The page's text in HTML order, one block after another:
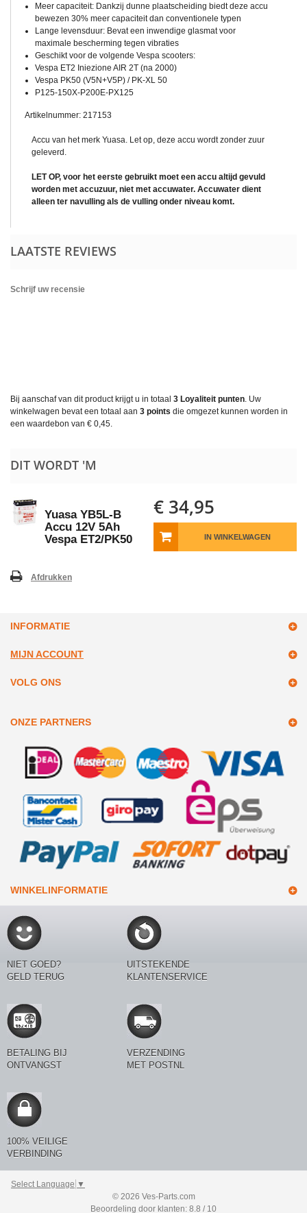
Meer capaciteit: Dankzij dunne plaatscheiding biedt deze accu
bewezen 30% meer capaciteit dan conventionele typen
Lange levensduur: Bevat een inwendige glasmat voor
maximale bescherming tegen vibraties
Geschikt voor de volgende Vespa scooters:
Vespa ET2 Iniezione AIR 2T (na 2000)
Vespa PK50 (V5N+V5P) / PK-XL 50
P125-150X-P200E-PX125
Artikelnummer: 217153
Accu van het merk Yuasa. Let op, deze accu wordt zonder zuur
geleverd.
LET OP, voor het eerste gebruikt moet een accu altijd gevuld
worden met accuzuur, niet met accuwater. Accuwater dient
alleen ter navulling als de vulling onder niveau komt.
LAATSTE REVIEWS
Schrijf uw recensie
Bij aanschaf van dit product krijgt u in totaal 3 Loyaliteit punten. Uw
winkelwagen bevat een totaal aan 3 points die omgezet kunnen worden in
een waardebon van € 0,45.
DIT WORDT 'M
Yuasa YB5L-B
Accu 12V 5Ah
Vespa ET2/PK50
€ 34,95
IN WINKELWAGEN
Afdrukken
INFORMATIE
MIJN ACCOUNT
VOLG ONS
ONZE PARTNERS
WINKELINFORMATIE
NIET GOED?
GELD TERUG
UITSTEKENDE
KLANTENSERVICE
BETALING BIJ
ONTVANGST
VERZENDING
MET POSTNL
100% VEILIGE
VERBINDING
Select Language ▼
© 2026 Ves-Parts.com
Beoordeling door klanten: 8.8 / 10